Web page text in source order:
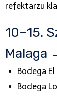
refektarzu
10–15.
Malaga
Bodega
Bodega